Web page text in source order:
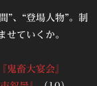
”、“登場人物”。制
せていくか。
『鬼畜大宴会』